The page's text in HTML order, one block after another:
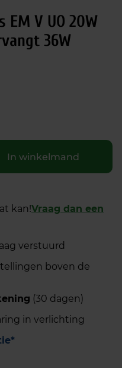
EM V UO 20W
36W
In winkelmand
kan!Vraag dan een
verstuurd
boven de
(30 dagen)
in verlichting